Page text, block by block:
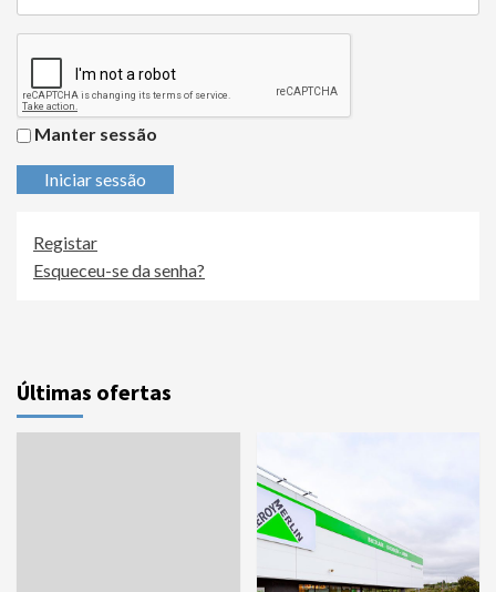
Manter sessão
Iniciar sessão
Registar
Esqueceu-se da senha?
Últimas ofertas